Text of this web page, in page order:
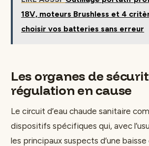
18V, moteurs Brushless et 4
choisir vos batteries sans erreur
Les organes de
régulation en cause
Le circuit d’eau chaude sanitaire
dispositifs spécifiques qui, avec
les principaux suspects d’une